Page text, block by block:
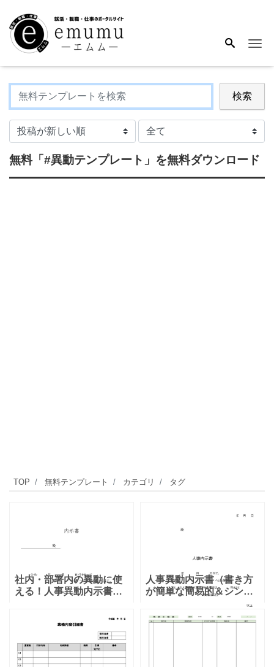
検索
無料「#異動テンプレート」 を無料ダウンロード
TOP 無料テンプレート カテゴリ タグ
社内・部署内の異動に使
える！人事異動内示書・
ンロードする事で、内容
の変更などが行える内示
書となります。部署移動
や人事
人事異動内示書（書き方
が簡単な簡易的＆シンプ
ルな書式）エクセルとワ
ードで編集が出来る素材
となります。会社内での